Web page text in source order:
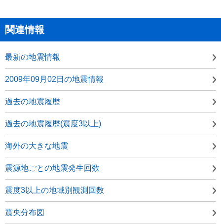
関連情報
最新の地震情報
2009年09月02日の地震情報
過去の地震履歴
過去の地震履歴(震度3以上)
海外の大きな地震
震源地ごとの地震発生回数
震度3以上の地域別観測回数
震央分布図